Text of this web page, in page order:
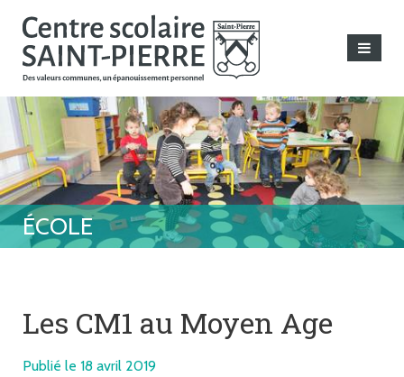
Les CM1 au Moyen Age
Publié le 18 avril 2019